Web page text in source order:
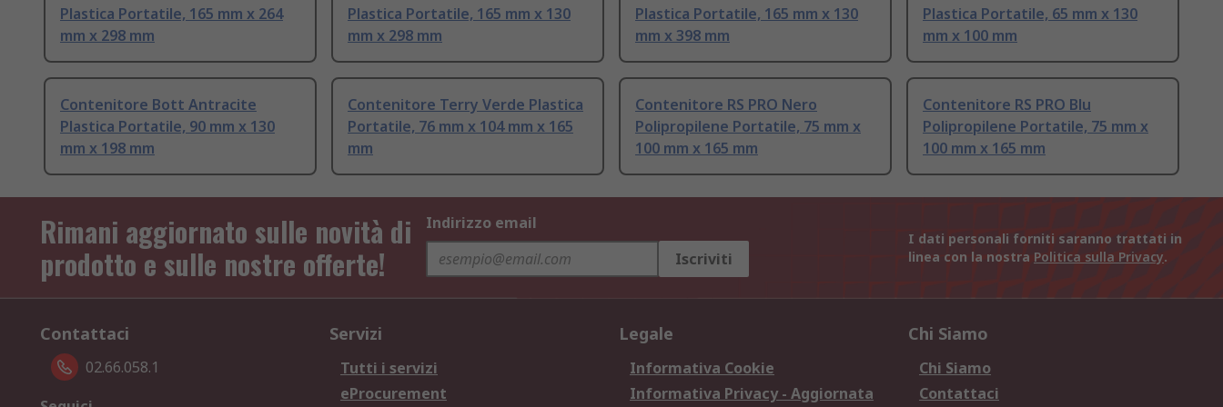
Plastica Portatile, 165 mm x 264
mm x 298 mm
Plastica Portatile, 165 mm x 130
mm x 298 mm
Plastica Portatile, 165 mm x 130
mm x 398 mm
Plastica Portatile, 65 mm x 130
mm x 100 mm
Contenitore Bott Antracite
Plastica Portatile, 90 mm x 130
mm x 198 mm
Contenitore Terry Verde Plastica
Portatile, 76 mm x 104 mm x 165
mm
Contenitore RS PRO Nero
Polipropilene Portatile, 75 mm x
100 mm x 165 mm
Contenitore RS PRO Blu
Polipropilene Portatile, 75 mm x
100 mm x 165 mm
Rimani aggiornato sulle novità di
prodotto e sulle nostre offerte!
Indirizzo email
Iscriviti
I dati personali forniti saranno trattati in
linea con la nostra Politica sulla Privacy.
Contattaci
02.66.058.1
Servizi
Tutti i servizi
eProcurement
Legale
Informativa Cookie
Informativa Privacy - Aggiornata
Chi Siamo
Chi Siamo
Contattaci